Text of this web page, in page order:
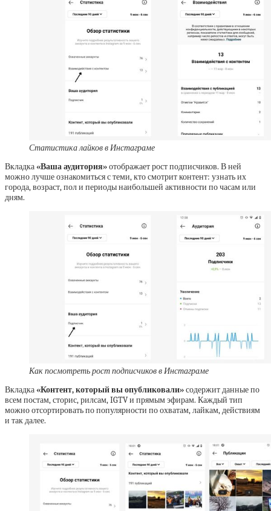
Статистика лайков в Инстаграме
Вкладка«Ваша аудитория»отображает рост подписчиков. В ней
можно лучше ознакомиться с теми, кто смотрит контент: узнать их
города, возраст, пол и периоды наибольшей активности по часам или
дням.
Как посмотреть рост подписчиков в Инстаграме
Вкладка«Контент, который вы опубликовали»содержит данные по
всем постам, сторис, рилсам, IGTV и прямым эфирам. Каждый тип
можно отсортировать по популярности по охватам, лайкам, действиям
и так далее.